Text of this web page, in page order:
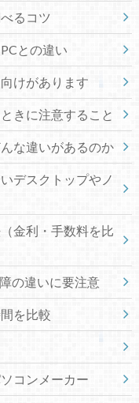
るコツ
との違い
けがあります
きに注意すること
な違いがあるのか
デスクトップやノ
金利・手数料を比
の違いに要注意
を比較
コンメーカー